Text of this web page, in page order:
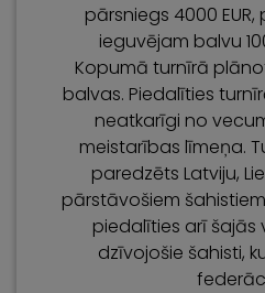
pārsniegs 4000
ieguvējam balvu
Kopumā turnīrā
balvas. Piedalīties
neatkarīgi no
meistarības līmeņa.
paredzēts Latviju,
pārstāvošiem
piedalīties arī
dzīvojošie šahisti,